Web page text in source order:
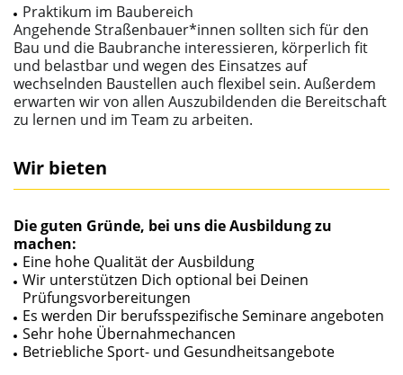
Praktikum im Baubereich
Angehende Straßenbauer*innen sollten sich für den
Bau und die Baubranche interessieren, körperlich fit
und belastbar und wegen des Einsatzes auf
wechselnden Baustellen auch flexibel sein. Außerdem
erwarten wir von allen Auszubildenden die Bereitschaft
zu lernen und im Team zu arbeiten.
Wir bieten
Die guten Gründe, bei uns die Ausbildung zu
machen:
Eine hohe Qualität der Ausbildung
Wir unterstützen Dich optional bei Deinen
Prüfungsvorbereitungen
Es werden Dir berufsspezifische Seminare angeboten
Sehr hohe Übernahmechancen
Betriebliche Sport- und Gesundheitsangebote